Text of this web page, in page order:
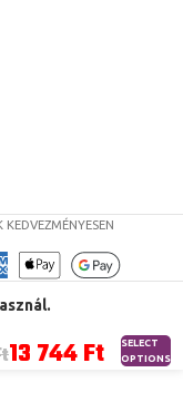
KEDVEZMÉNYESEN
Ft
SELECT
OPTIONS